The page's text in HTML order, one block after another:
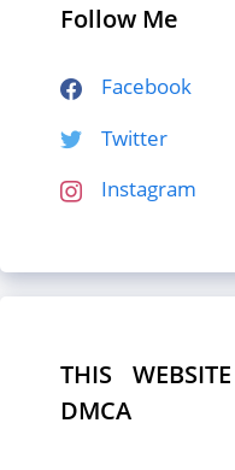
Follow Me
Facebook
Twitter
Instagram
THIS
DMCA